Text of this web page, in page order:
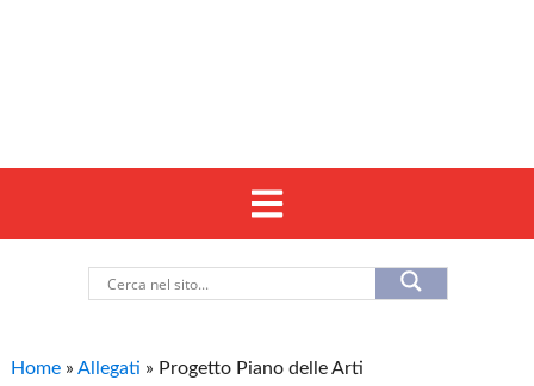
Home »Allegati » Progetto Piano delle Arti